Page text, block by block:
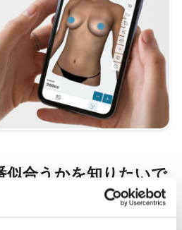
似合うかを知りたいで